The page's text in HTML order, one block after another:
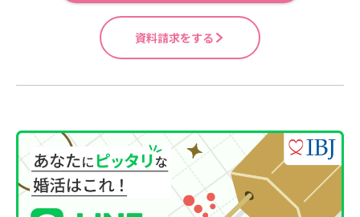
資料請求をする